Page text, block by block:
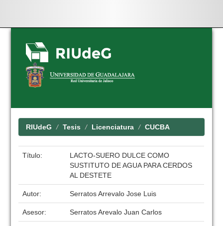
Skip
navigation
RIUdeG Tesis Licenciatura CUCBA
Título:
LACTO-SUERO DULCE COMO
SUSTITUTO DE AGUA PARA CERDOS
AL DESTETE
Autor: Serratos Arrevalo Jose Luis
Asesor: Serratos Arevalo Juan Carlos